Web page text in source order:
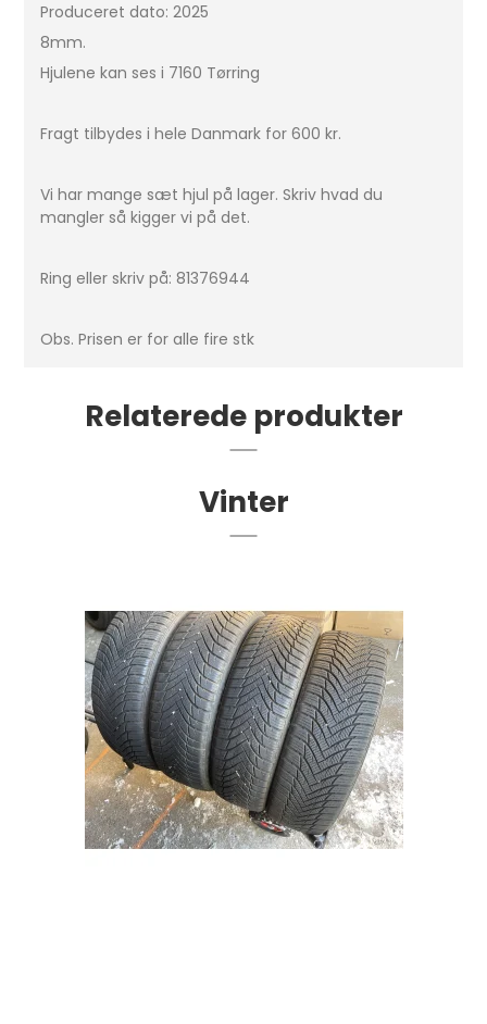
Produceret dato: 2025
8mm.
Hjulene kan ses i 7160 Tørring
Fragt tilbydes i hele Danmark for 600 kr.
Vi har mange sæt hjul på lager. Skriv hvad du
mangler så kigger vi på det.
Ring eller skriv på: 81376944
Obs. Prisen er for alle fire stk
Relaterede produkter
Vinter